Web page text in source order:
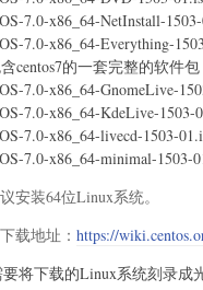
7.0-x86_64-NetInstall-
7.0-x86_64-Everything-
含centos7的一套完整的软件
7.0-x86_64-GnomeLive-
7.0-x86_64-KdeLive-
7.0-x86_64-livecd-1503-
7.0-x86_64-minimal-
安装64位Linux系统。
载地址： https://
将下载的Linux系统刻录成